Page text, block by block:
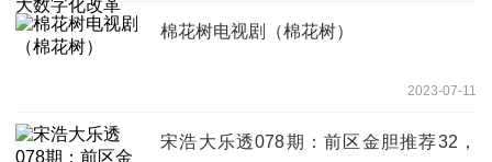
棉花树电视剧（棉花树）
2023-07-11
宋浩大乐透078期：前区金胆推荐32，